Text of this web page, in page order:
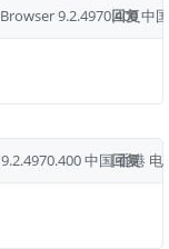
回复
9.2.4970.400中
回复
中国 香港 电